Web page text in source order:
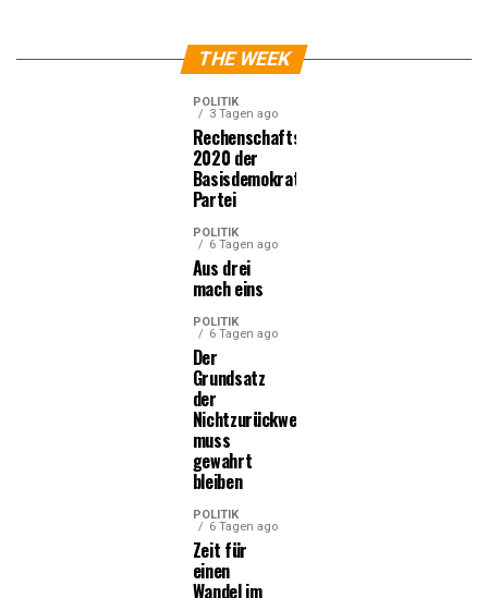
THE WEEK
POLITIK
3 Tagen ago
Rechenschaftsbericht
2020 der
Basisdemokratischen
Partei
POLITIK
6 Tagen ago
Aus drei
mach eins
POLITIK
6 Tagen ago
Der
Grundsatz
der
Nichtzurückweisung
muss
gewahrt
bleiben
POLITIK
6 Tagen ago
Zeit für
einen
Wandel im